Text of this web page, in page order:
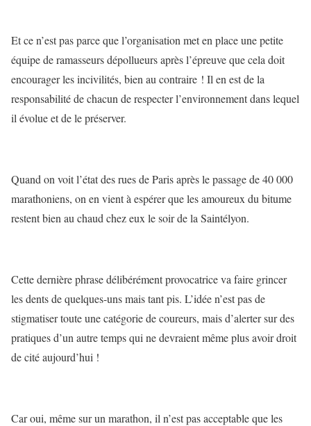
Et ce n’est pas parce que l’organisation met en place une petite
équipe de ramasseurs dépollueurs après l’épreuve que cela doit
encourager les incivilités, bien au contraire ! Il en est de la
responsabilité de chacun de respecter l’environnement dans lequel
il évolue et de le préserver.
Quand on voit l’état des rues de Paris après le passage de 40 000
marathoniens, on en vient à espérer que les amoureux du bitume
restent bien au chaud chez eux le soir de la Saintélyon.
Cette dernière phrase délibérément provocatrice va faire grincer
les dents de quelques-uns mais tant pis. L’idée n’est pas de
stigmatiser toute une catégorie de coureurs, mais d’alerter sur des
pratiques d’un autre temps qui ne devraient même plus avoir droit
de cité aujourd’hui !
Car oui, même sur un marathon, il n’est pas acceptable que les